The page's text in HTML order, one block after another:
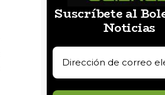
Suscríbete al
Noticias